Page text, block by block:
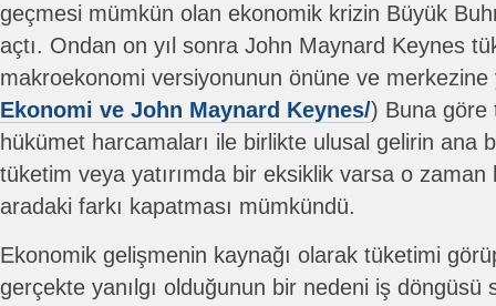
geçmesi mümkün olan ekonomik krizin Büyük
açtı. Ondan on yıl sonra John Maynard Keynes
makroekonomi versiyonunun önüne ve
Ekonomi ve John Maynard Keynes/) Buna göre
hükümet harcamaları ile birlikte ulusal gelirin ana
tüketim veya yatırımda bir eksiklik varsa o
aradaki farkı kapatması mümkündü.
Ekonomik gelişmenin kaynağı olarak tüketimi
gerçekte yanılgı olduğunun bir nedeni iş döngüsü